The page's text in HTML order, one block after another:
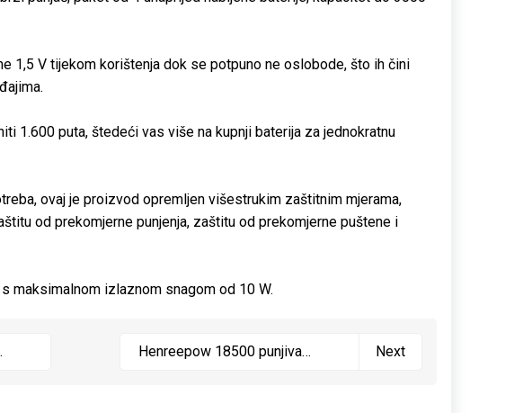
1,5 V tijekom korištenja dok se potpuno ne oslobode, što ih čini
1.600 puta, štedeći vas više na kupnji baterija za jednokratnu
ovaj je proizvod opremljen višestrukim zaštitnim mjerama,
od prekomjerne punjenja, zaštitu od prekomjerne puštene i
maksimalnom izlaznom snagom od 10 W.
Henreepow 18500 punjiva
Next